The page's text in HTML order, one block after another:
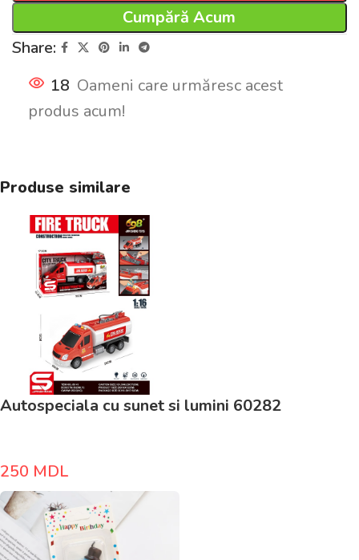
Cumpără Acum
Share:
18 Oameni care urmăresc acest
produs acum!
Produse similare
Autospeciala cu sunet si lumini 60282
250 MDL